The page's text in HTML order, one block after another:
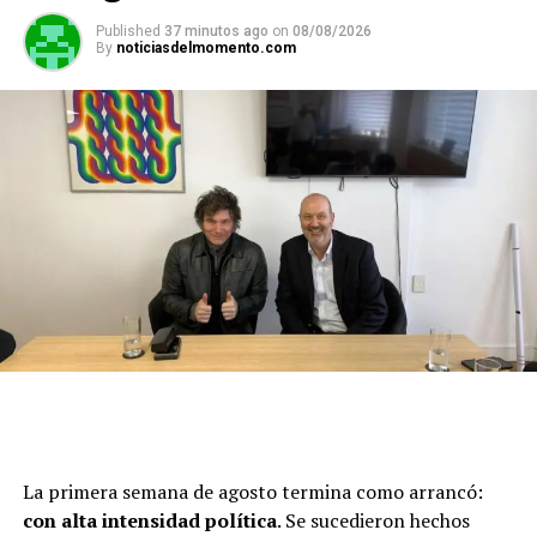
Published 37 minutos ago on 08/08/2026
By noticiasdelmomento.com
La primera semana de agosto termina como arrancó:
con alta intensidad política. Se sucedieron hechos